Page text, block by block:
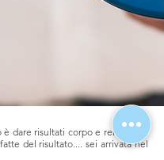
dare risultati corpo e rendere le
del risultato.... sei arrivata nel